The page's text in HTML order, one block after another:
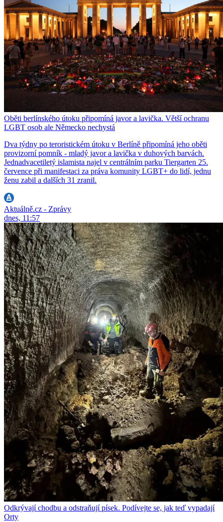
Oběti berlínského útoku připomíná javor a lavička. Větší ochranu
LGBT osob ale Německo nechystá
Dva týdny po teroristickém útoku v Berlíně připomíná jeho oběti
provizorní pomník - mladý javor a lavička v duhových barvách.
Jednadvacetiletý islamista najel v centrálním parku Tiergarten 25.
července při manifestaci za práva komunity LGBT+ do lidí, jednu
ženu zabil a dalších 31 zranil.
Aktuálně.cz - Zprávy
dnes, 11:57
Odkrývají chodbu a odstraňují písek. Podívejte se, jak teď vypadají
Orty